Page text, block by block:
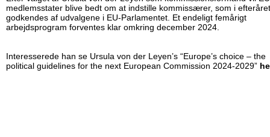
medlemsstater blive bedt om at indstille kommissærer, som i
godkendes af udvalgene i EU-Parlamentet. Et endeligt femårigt
arbejdsprogram forventes klar omkring december 2024.
Interesserede han se Ursula von der Leyen’s “Europe’s choice – the
political guidelines for the next European Commission 2024-2029”